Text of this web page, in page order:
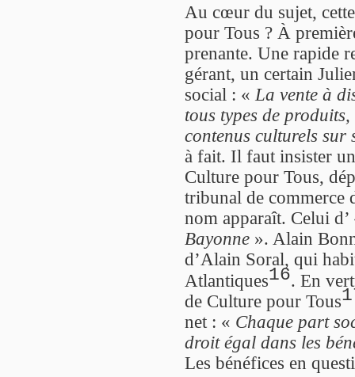
Au cœur du sujet,
pour Tous ? À
prenante. Une rapide
gérant, un certain
social : « La vente à
tous types de
contenus culturels sur
à fait. Il faut insister
Culture pour Tous,
tribunal de commerce
nom apparaît. Celui
Bayonne ». Alain
d’Alain Soral, qui
Atlantiques16. En
de Culture pour Tous
net : « Chaque part
droit égal dans les
Les bénéfices en